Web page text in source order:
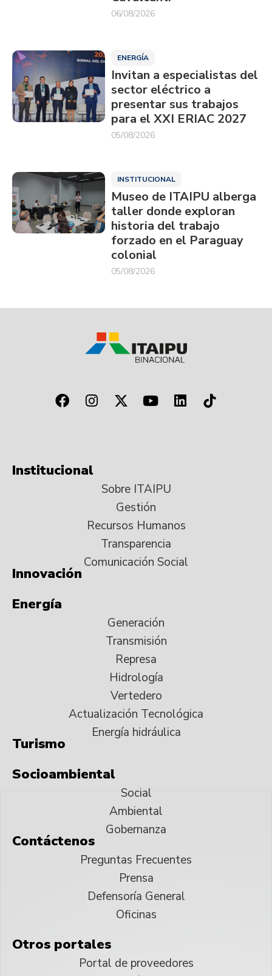
06/08/2026
ENERGÍA
Invitan a especialistas del
sector eléctrico a
presentar sus trabajos
para el XXI ERIAC 2027
05/08/2026
INSTITUCIONAL
Museo de ITAIPU alberga
taller donde exploran
historia del trabajo
forzado en el Paraguay
colonial
05/08/2026
Institucional
Sobre ITAIPU
Gestión
Recursos Humanos
Transparencia
Comunicación Social
Innovación
Energía
Generación
Transmisión
Represa
Hidrología
Vertedero
Actualización Tecnológica
Energía hidráulica
Turismo
Socioambiental
Social
Ambiental
Gobernanza
Contáctenos
Preguntas Frecuentes
Prensa
Defensoría General
Oficinas
Otros portales
Portal de proveedores